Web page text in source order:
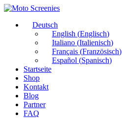
Deutsch
English (Englisch)
Italiano (Italienisch)
Français (Französisch)
Español (Spanisch)
Startseite
Shop
Kontakt
Blog
Partner
FAQ